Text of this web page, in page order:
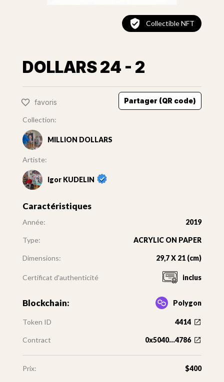
Collectible NFT
DOLLARS 24 - 2
favoris Partager (QR code)
Collection:
MILLION DOLLARS
Artiste:
Igor KUDELIN
Caractéristiques
Année: 2019
Type: ACRYLIC ON PAPER
Dimensions: 29,7 X 21 (cm)
Certificat d'authenticité inclus
Blockchain: Polygon
Token ID 4414
Contract 0x5040...4786
Prix: $400